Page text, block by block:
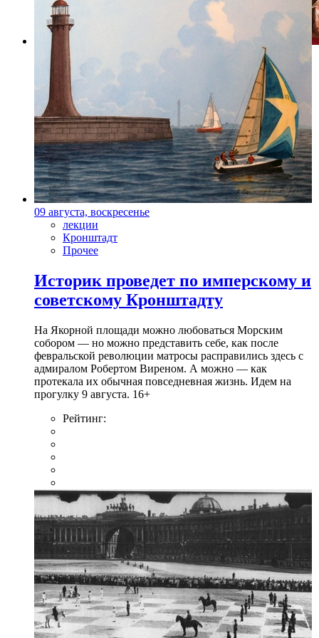
Фото: Пресс-служба "Другое кино"
09 августа, воскресенье
лекции
Кронштадт
Прочее
Историк проведет по имперскому и
советскому Кронштадту
На Якорной площади можно любоваться Морским
собором — но можно представить себе, как после
февральской революции матросы расправились здесь с
адмиралом Робертом Виреном. А можно — как
протекала их обычная повседневная жизнь. Идем на
прогулку 9 августа. 16+
Рейтинг: